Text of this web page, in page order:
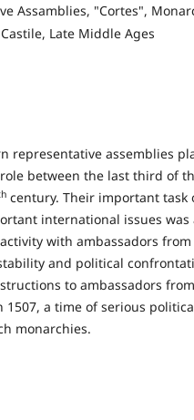
Assamblies, "Cortes",
Late Middle Ages
representative assemblies
between the last third of
century. Their important task
international issues was
with ambassadors
and political
to ambassadors
1507, a time of serious
monarchies.